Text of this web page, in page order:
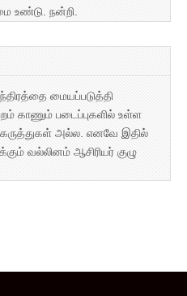
உண்டு. நன்றி.
மையப்படுத்தி
காணும் படைப்புகளில் உள்ள
கருத்துகள் அல்ல. எனவே இதில்
வல்லினம் ஆசிரியர் குழு